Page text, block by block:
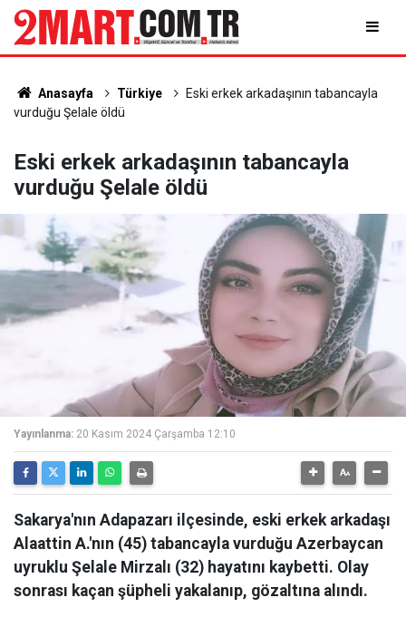
Anasayfa Türkiye
Eski erkek arkadaşının tabancayla
vurduğu Şelale öldü
Eski erkek arkadaşının tabancayla
vurduğu Şelale öldü
Yayınlanma: 20 Kasım 2024 Çarşamba 12:10
Sakarya'nın Adapazarı ilçesinde, eski erkek arkadaşı
Alaattin A.'nın (45) tabancayla vurduğu Azerbaycan
uyruklu Şelale Mirzalı (32) hayatını kaybetti. Olay
sonrası kaçan şüpheli yakalanıp, gözaltına alındı.